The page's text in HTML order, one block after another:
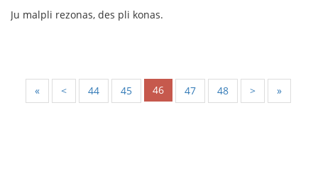
Ju malpli rezonas, des pli konas.
« < 44 45 46 47 48 > »